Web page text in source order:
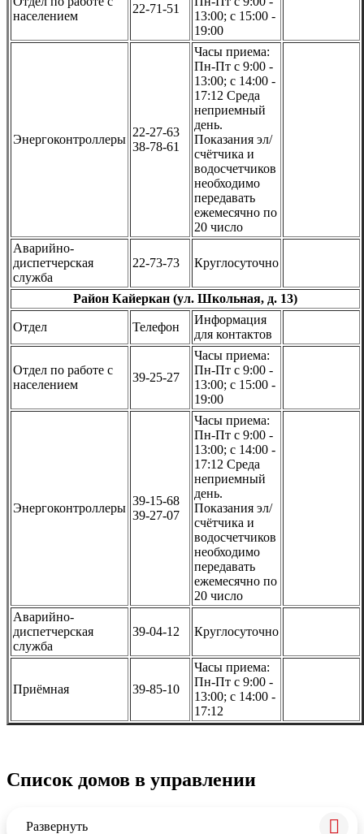
населением
22-71-51
13:00; с 15:00 -
19:00
Энергоконтроллеры
22-27-63
38-78-61
Часы приема:
Пн-Пт с 9:00 -
13:00; с 14:00 -
17:12 Среда
неприемный
день.
Показания эл/
счётчика и
водосчетчиков
необходимо
передавать
ежемесячно по
20 число
Аварийно-
диспетчерская
служба
22-73-73 Круглосуточно
Район Кайеркан (ул. Школьная, д. 13)
Отдел Телефон
Информация
для контактов
Отдел по работе с
населением
39-25-27
Часы приема:
Пн-Пт с 9:00 -
13:00; с 15:00 -
19:00
Энергоконтроллеры
39-15-68
39-27-07
Часы приема:
Пн-Пт с 9:00 -
13:00; с 14:00 -
17:12 Среда
неприемный
день.
Показания эл/
счётчика и
водосчетчиков
необходимо
передавать
ежемесячно по
20 число
Аварийно-
диспетчерская
служба
39-04-12 Круглосуточно
Приёмная 39-85-10
Часы приема:
Пн-Пт с 9:00 -
13:00; с 14:00 -
17:12
Список домов в управлении
Развернуть